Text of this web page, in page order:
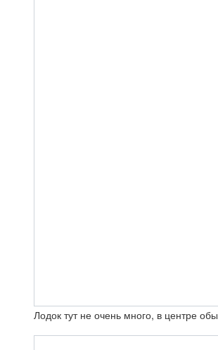
Лодок тут не очень много, в центре